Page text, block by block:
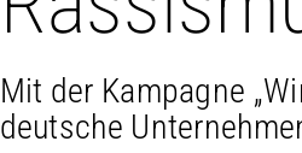
Mit der Kampagne
deutsche